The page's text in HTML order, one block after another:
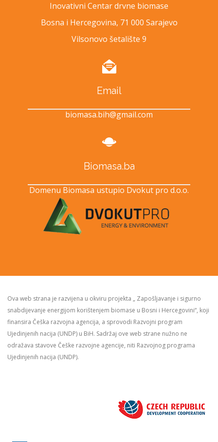
Inovativni Centar drvne biomase
Bosna i Hercegovina, 71 000 Sarajevo
Vilsonovo šetalište 9
Email
biomasa.bih@gmail.com
Biomasa.ba
Domenu Biomasa ustupio Dvokut pro d.o.o.
Ova web strana je razvijena u okviru projekta „ Zapošljavanje i sigurno
snabdijevanje energijom korištenjem biomase u Bosni i Hercegovini“, koji
finansira Češka razvojna agencija, a sprovodi Razvojni program
Ujedinjenih nacija (UNDP) u BiH. Sadržaj ove web strane nužno ne
odražava stavove Češke razvojne agencije, niti Razvojnog programa
Ujedinjenih nacija (UNDP).